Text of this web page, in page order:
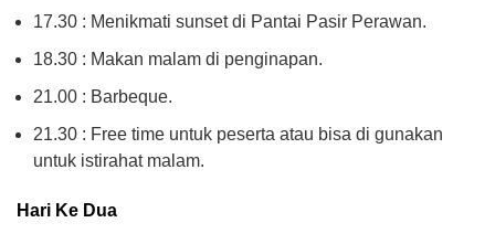
17.30 : Menikmati sunset di Pantai Pasir Perawan.
18.30 : Makan malam di penginapan.
21.00 : Barbeque.
21.30 : Free time untuk peserta atau bisa di gunakan
untuk istirahat malam.
Hari Ke Dua